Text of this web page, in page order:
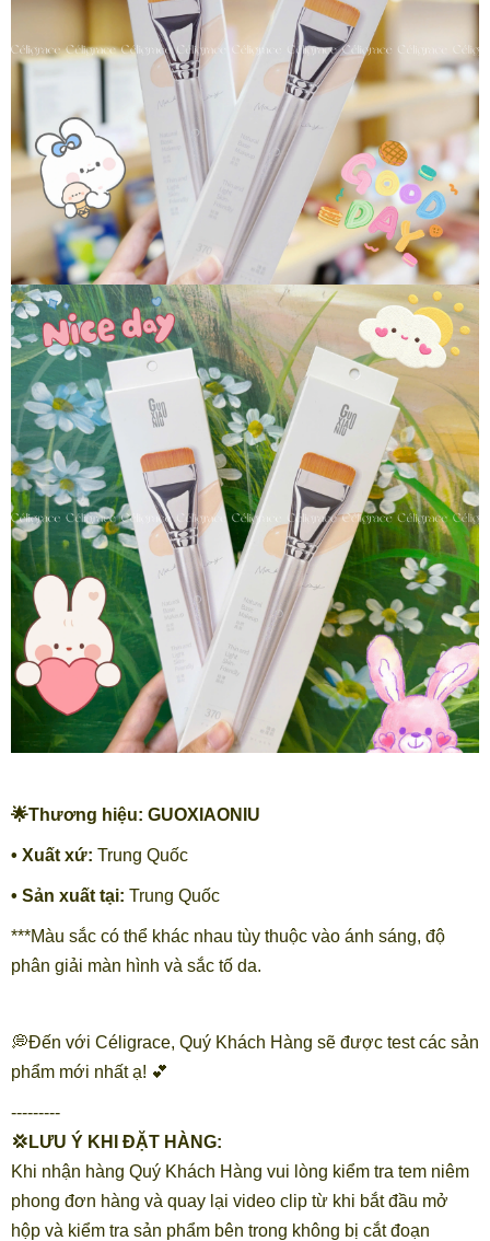
🌟Thương hiệu: GUOXIAONIU
• Xuất xứ: Trung Quốc
• Sản xuất tại: Trung Quốc
***Màu sắc có thể khác nhau tùy thuộc vào ánh sáng, độ
phân giải màn hình và sắc tố da.
💭Đến với Céligrace, Quý Khách Hàng sẽ được test các sản
phẩm mới nhất ạ! 💕
---------
💢LƯU Ý KHI ĐẶT HÀNG:
Khi nhận hàng Quý Khách Hàng vui lòng kiểm tra tem niêm
phong đơn hàng và quay lại video clip từ khi bắt đầu mở
hộp và kiểm tra sản phẩm bên trong không bị cắt đoạn